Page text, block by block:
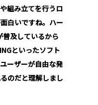
組み立てを行うロ
白いですね。ハー
及しているから
といったソフト
ーザーが自由な発
のだと理解しまし